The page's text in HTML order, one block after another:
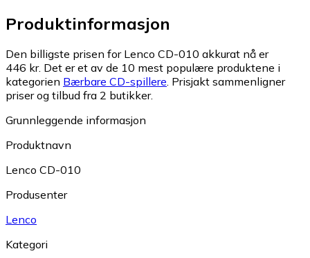
Produktinformasjon
Den billigste prisen for Lenco CD-010 akkurat nå er
446 kr. Det er et av de 10 mest populære produktene i
kategorien Bærbare CD-spillere. Prisjakt sammenligner
priser og tilbud fra 2 butikker.
Grunnleggende informasjon
Produktnavn
Lenco CD-010
Produsenter
Lenco
Kategori